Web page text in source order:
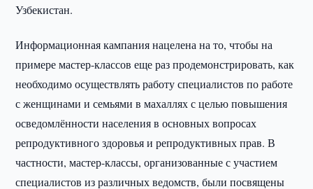
Узбекистан.
Информационная кампания нацелена на то, чтобы на
примере мастер-классов еще раз продемонстрировать, как
необходимо осуществлять работу специалистов по работе
с женщинами и семьями в махаллях с целью повышения
осведомлённости населения в основных вопросах
репродуктивного здоровья и репродуктивных прав. В
частности, мастер-классы, организованные с участием
специалистов из различных ведомств, были посвящены